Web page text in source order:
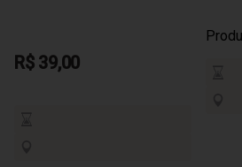
R$ 39,00